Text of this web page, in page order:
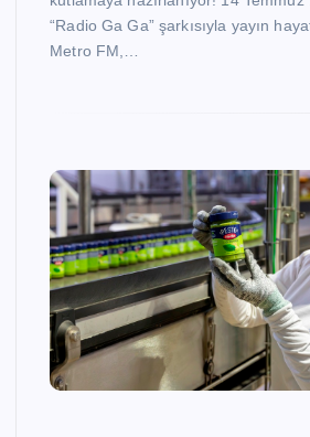
“Radio Ga Ga” şarkısıyla yayın
Metro FM,…